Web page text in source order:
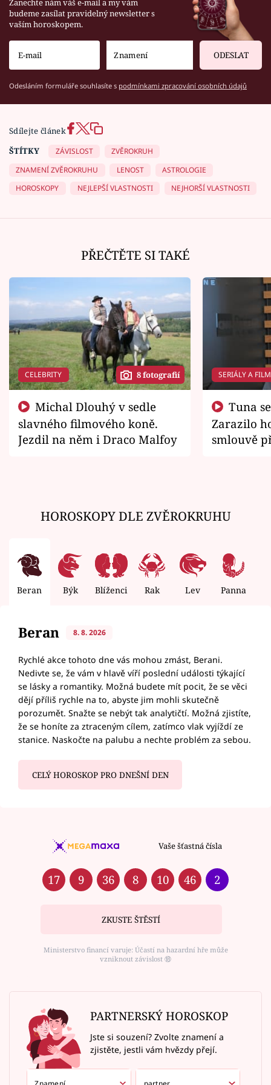
Zanechte nám váš e-mail a my vám
budeme zasílat pravidelný newsletter s
vaším horoskopem.
ODESLAT
Odesláním formuláře souhlasíte s podmínkami zpracování osobních údajů
Sdílejte článek
ŠTÍTKY
ZÁVISLOST
ZVĚROKRUH
ZNAMENÍ ZVĚROKRUHU
LENOST
ASTROLOGIE
HOROSKOPY
NEJLEPŠÍ VLASTNOSTI NEJHORŠÍ VLASTNOSTI
PŘEČTĚTE SI TAKÉ
CELEBRITY 8 fotografií
slavného filmového koně.
Jezdil na něm i Draco Malfoy
SERIÁLY A
Zarazilo
smlouvě
HOROSKOPY DLE ZVĚROKRUHU
Beran Býk Blíženci Rak Lev Panna
Beran 8. 8. 2026
Rychlé akce tohoto dne vás mohou zmást, Berani.
Nedivte se, že vám v hlavě víří poslední události týkající
se lásky a romantiky. Možná budete mít pocit, že se věci
dějí příliš rychle na to, abyste jim mohli skutečně
porozumět. Snažte se nebýt tak analytičtí. Možná zjistíte,
že se honíte za ztraceným cílem, zatímco vlak vyjíždí ze
stanice. Naskočte na palubu a nechte problém za sebou.
CELÝ HOROSKOP PRO DNEŠNÍ DEN
Vaše šťastná čísla
17 9 36 8 10 46 2
ZKUSTE ŠTĚSTÍ
Ministerstvo financí varuje: Účastí na hazardní hře může
vzniknout závislost ⑱
PARTNERSKÝ HOROSKOP
Jste si souzení? Zvolte znamení a
zjistěte, jestli vám hvězdy přejí.